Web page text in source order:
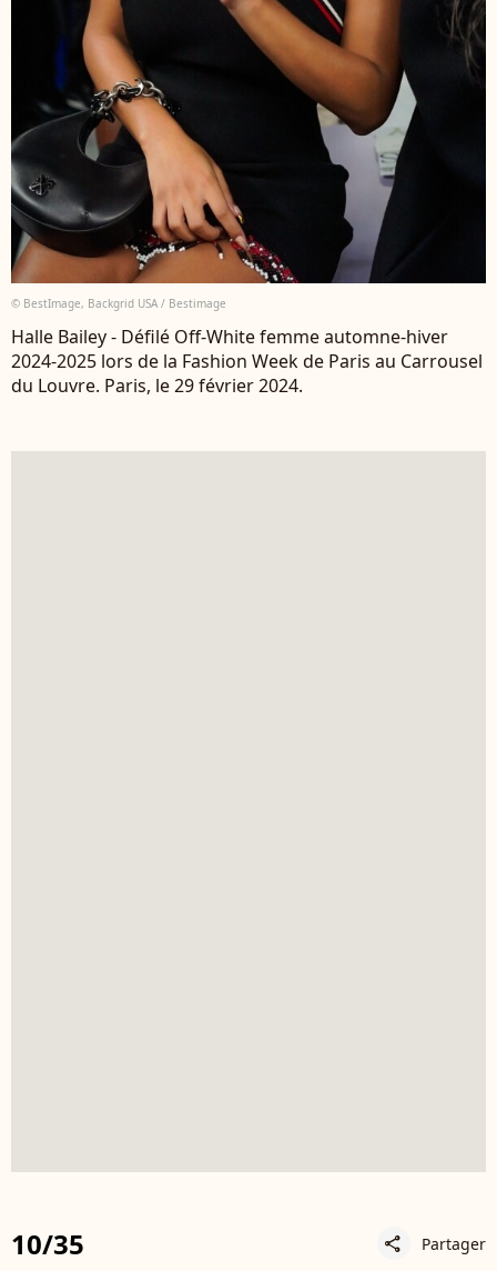
© BestImage, Backgrid USA / Bestimage
Halle Bailey - Défilé Off-White femme automne-hiver
2024-2025 lors de la Fashion Week de Paris au Carrousel
du Louvre. Paris, le 29 février 2024.
10/35 share Partager